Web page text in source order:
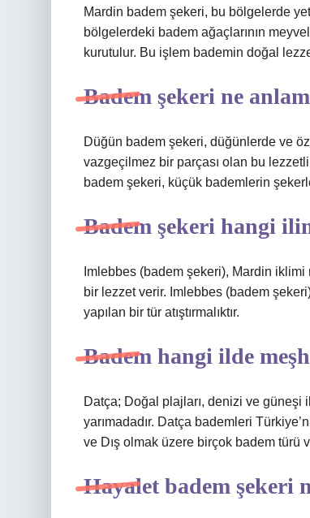
Mardin badem şekeri, bu bölgelerde
bölgelerdeki badem ağaçlarının
kurutulur. Bu işlem bademin doğal
Badem şekeri ne
Düğün badem şekeri, düğünlerde ve
vazgeçilmez bir parçası olan bu
badem şekeri, küçük bademlerin
Badem şekeri hangi
Imlebbes (badem şekeri), Mardin
bir lezzet verir. Imlebbes (badem
yapılan bir tür atıştırmalıktır.
Badem hangi ilde
Datça; Doğal plajları, denizi ve güneşi
yarımadadır. Datça bademleri
ve Dış olmak üzere birçok badem türü
Hayalet badem şekeri